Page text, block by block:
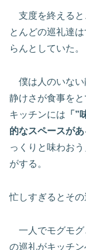
支度を終えると
とんどの巡礼達
らんとしていた。
僕は人のいない
静けさが食事を
キッチンには 「
的なスペースがあ
っくりと味わお
がする。
忙しすぎるとその
一人でモグモグ
の巡礼がキッチ